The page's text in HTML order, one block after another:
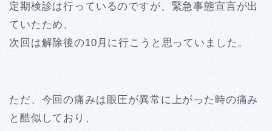
定期検診は行っているのですが、緊急事態宣言が出
ていたため、
次回は解除後の10月に行こうと思っていました。
ただ、今回の痛みは眼圧が異常に上がった時の痛み
と酷似しており、